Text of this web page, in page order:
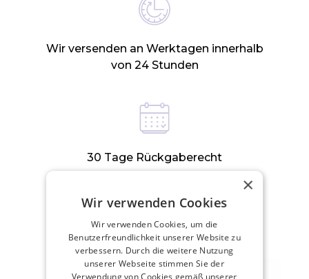
Wir versenden an Werktagen innerhalb
von 24 Stunden
30 Tage Rückgaberecht
ZUGEHÖRIGE PRODUKTE
×
Wir verwenden Cookies
Wir verwenden Cookies, um die
Benutzerfreundlichkeit unserer Website zu
verbessern. Durch die weitere Nutzung
unserer Webseite stimmen Sie der
Verwendung von Cookies gemäß unserer